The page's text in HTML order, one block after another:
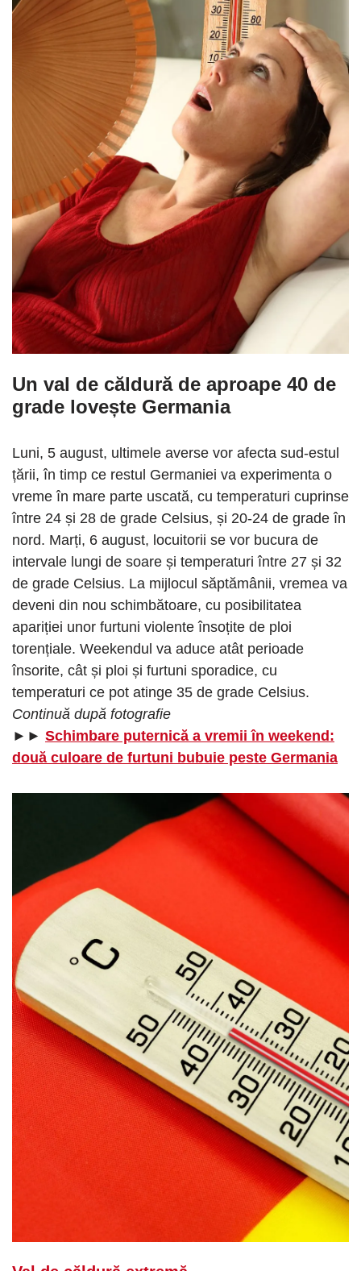
Un val de căldură de aproape 40 de
grade lovește Germania
Luni, 5 august, ultimele averse vor afecta sud-estul
țării, în timp ce restul Germaniei va experimenta o
vreme în mare parte uscată, cu temperaturi cuprinse
între 24 și 28 de grade Celsius, și 20-24 de grade în
nord. Marți, 6 august, locuitorii se vor bucura de
intervale lungi de soare și temperaturi între 27 și 32
de grade Celsius. La mijlocul săptămânii, vremea va
deveni din nou schimbătoare, cu posibilitatea
apariției unor furtuni violente însoțite de ploi
torențiale. Weekendul va aduce atât perioade
însorite, cât și ploi și furtuni sporadice, cu
temperaturi ce pot atinge 35 de grade Celsius.
Continuă după fotografie
►► Schimbare puternică a vremii în weekend:
două culoare de furtuni bubuie peste Germania